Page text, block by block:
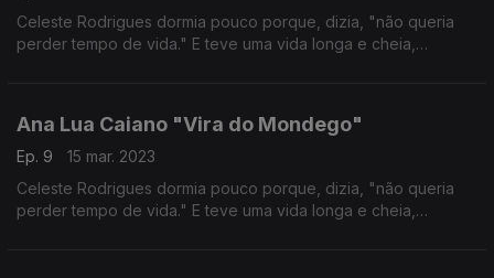
Celeste Rodrigues dormia pouco porque, dizia, "não queria
perder tempo de vida." E teve uma vida longa e cheia,
Ana Lua Caiano "Vira do Mondego"
Ep. 9
15 mar. 2023
Celeste Rodrigues dormia pouco porque, dizia, "não queria
perder tempo de vida." E teve uma vida longa e cheia,